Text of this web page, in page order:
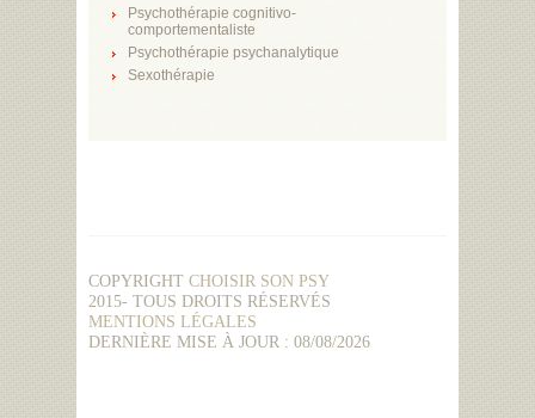
Psychothérapie cognitivo-
comportementaliste
Psychothérapie psychanalytique
Sexothérapie
COPYRIGHT CHOISIR SON PSY
2015- TOUS DROITS RÉSERVÉS
MENTIONS LÉGALES
DERNIÈRE MISE À JOUR : 08/08/2026